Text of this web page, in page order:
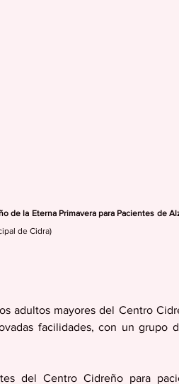
de la Eterna Primavera para Pacientes de
de Cidra)
adultos mayores del Centro
facilidades, con un grupo
del Centro Cidreño para